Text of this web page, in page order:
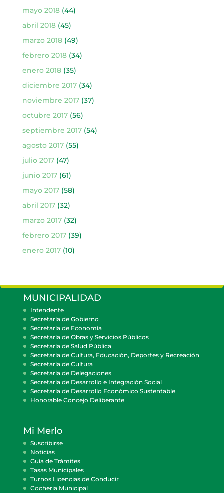
mayo 2018(44)
abril 2018(45)
marzo 2018(49)
febrero 2018(34)
enero 2018(35)
diciembre 2017(34)
noviembre 2017(37)
octubre 2017(56)
septiembre 2017(54)
agosto 2017(55)
julio 2017(47)
junio 2017(61)
mayo 2017(58)
abril 2017(32)
marzo 2017(32)
febrero 2017(39)
enero 2017(10)
MUNICIPALIDAD
Intendente
Secretaría de Gobierno
Secretaría de Economía
Secretaría de Obras y Servicios Públicos
Secretaría de Salud Pública
Secretaría de Cultura, Educación, Deportes y Recreación
Secretaría de Cultura
Secretaría de Delegaciones
Secretaría de Desarrollo e Integración Social
Secretaría de Desarrollo Económico Sustentable
Honorable Concejo Deliberante
Mi Merlo
Suscribirse
Noticias
Guía de Trámites
Tasas Municipales
Turnos Licencias de Conducir
Cocheria Municipal